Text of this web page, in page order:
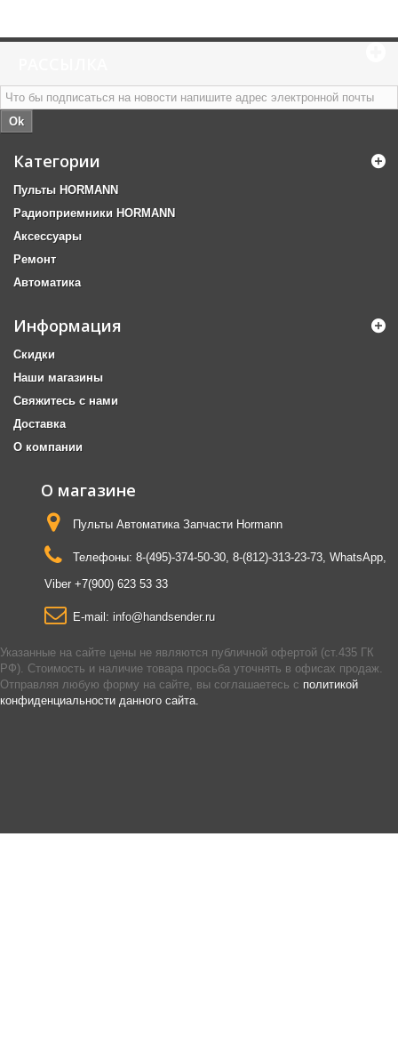
Ok
Категории
Пульты HORMANN
Радиоприемники HORMANN
Аксессуары
Ремонт
Автоматика
Информация
Скидки
Наши магазины
Свяжитесь с нами
Доставка
О компании
О магазине
Пульты Автоматика Запчасти Hormann
Телефоны: 8-(495)-374-50-30, 8-(812)-313-23-73, WhatsApp,
Viber +7(900) 623 53 33
E-mail: info@handsender.ru
Указанные на сайте цены не являются публичной офертой (ст.435 ГК
РФ). Стоимость и наличие товара просьба уточнять в офисах продаж.
Отправляя любую форму на сайте, вы соглашаетесь с политикой
конфиденциальности данного сайта.